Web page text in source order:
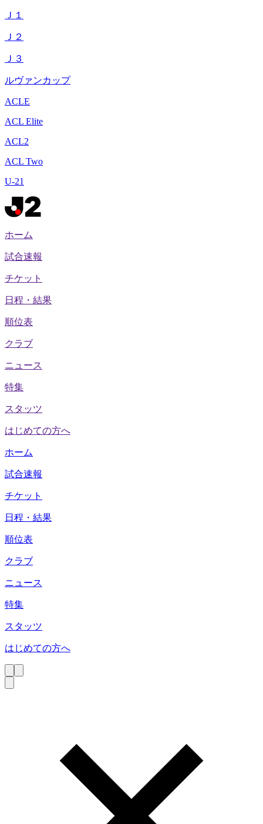
Ｊ１
Ｊ２
Ｊ３
ルヴァンカップ
ACLE
ACL Elite
ACL2
ACL Two
U-21
ホーム
試合速報
チケット
日程・結果
順位表
クラブ
ニュース
特集
スタッツ
はじめての方へ
ホーム
試合速報
チケット
日程・結果
順位表
クラブ
ニュース
特集
スタッツ
はじめての方へ